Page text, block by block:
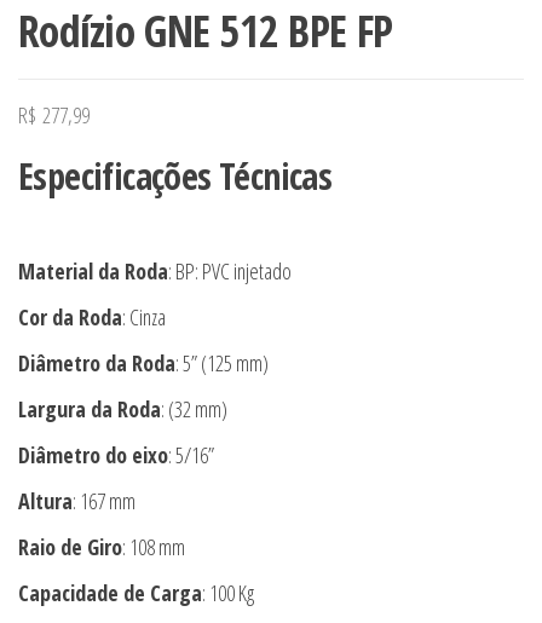
Rodízio GNE 512 BPE FP
R$ 277,99
Especificações Técnicas
Material da Roda: BP: PVC injetado
Cor da Roda: Cinza
Diâmetro da Roda: 5” (125 mm)
Largura da Roda: (32 mm)
Diâmetro do eixo: 5/16”
Altura: 167 mm
Raio de Giro: 108 mm
Capacidade de Carga: 100 Kg